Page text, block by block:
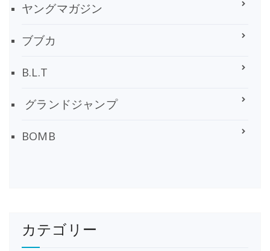
ヤングマガジン
ブブカ
B.L.T
グランドジャンプ
BOMB
カテゴリー